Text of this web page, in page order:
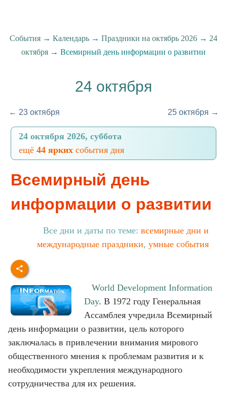
События → Календарь → Праздники на октябрь 2026 → 24
октября → Всемирный день информации о развитии
24 октября
← 23 октября 25 октября →
24 октября 2026, суббота
ещё 44 ярких события дня
Всемирный день
информации о развитии
Все дни и даты по теме: всемирные дни и
международные праздники, умные события
World Development Information
Day. В 1972 году Генеральная
Ассамблея учредила Всемирный
день информации о развитии, цель которого
заключалась в привлечении внимания мирового
общественного мнения к проблемам развития и к
необходимости укрепления международного
сотрудничества для их решения.